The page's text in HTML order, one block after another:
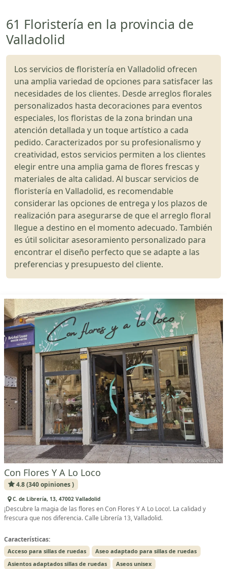
61 Floristería en la provincia de
Valladolid
Los servicios de floristería en Valladolid ofrecen
una amplia variedad de opciones para satisfacer las
necesidades de los clientes. Desde arreglos florales
personalizados hasta decoraciones para eventos
especiales, los floristas de la zona brindan una
atención detallada y un toque artístico a cada
pedido. Caracterizados por su profesionalismo y
creatividad, estos servicios permiten a los clientes
elegir entre una amplia gama de flores frescas y
materiales de alta calidad. Al buscar servicios de
floristería en Valladolid, es recomendable
considerar las opciones de entrega y los plazos de
realización para asegurarse de que el arreglo floral
llegue a destino en el momento adecuado. También
es útil solicitar asesoramiento personalizado para
encontrar el diseño perfecto que se adapte a las
preferencias y presupuesto del cliente.
Con Flores Y A Lo Loco
4.8 (340 opiniones )
C. de Librería, 13, 47002 Valladolid
¡Descubre la magia de las flores en Con Flores Y A Lo Loco!. La calidad y
frescura que nos diferencia. Calle Librería 13, Valladolid.
Características:
Acceso para sillas de ruedas
Aseo adaptado para sillas de ruedas
Asientos adaptados sillas de ruedas
Aseos unisex